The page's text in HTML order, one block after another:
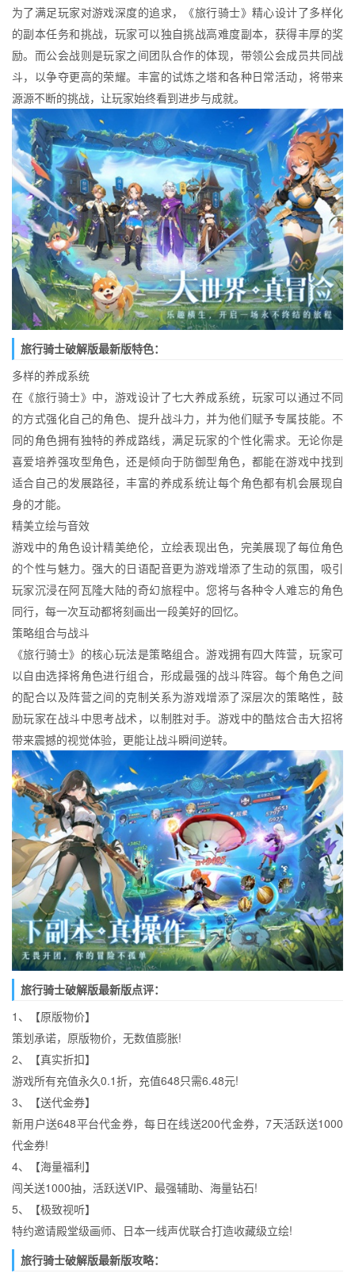
为了满足玩家对游戏深度的追求，《旅行骑士》精心设计了多样化
的副本任务和挑战，玩家可以独自挑战高难度副本，获得丰厚的奖
励。而公会战则是玩家之间团队合作的体现，带领公会成员共同战
斗，以争夺更高的荣耀。丰富的试炼之塔和各种日常活动，将带来
源源不断的挑战，让玩家始终看到进步与成就。
旅行骑士破解版最新版特色：
多样的养成系统
在《旅行骑士》中，游戏设计了七大养成系统，玩家可以通过不同
的方式强化自己的角色、提升战斗力，并为他们赋予专属技能。不
同的角色拥有独特的养成路线，满足玩家的个性化需求。无论你是
喜爱培养强攻型角色，还是倾向于防御型角色，都能在游戏中找到
适合自己的发展路径，丰富的养成系统让每个角色都有机会展现自
身的才能。
精美立绘与音效
游戏中的角色设计精美绝伦，立绘表现出色，完美展现了每位角色
的个性与魅力。强大的日语配音更为游戏增添了生动的氛围，吸引
玩家沉浸在阿瓦隆大陆的奇幻旅程中。您将与各种令人难忘的角色
同行，每一次互动都将刻画出一段美好的回忆。
策略组合与战斗
《旅行骑士》的核心玩法是策略组合。游戏拥有四大阵营，玩家可
以自由选择将角色进行组合，形成最强的战斗阵容。每个角色之间
的配合以及阵营之间的克制关系为游戏增添了深层次的策略性，鼓
励玩家在战斗中思考战术，以制胜对手。游戏中的酷炫合击大招将
带来震撼的视觉体验，更能让战斗瞬间逆转。
旅行骑士破解版最新版点评：
1、【原版物价】
策划承诺，原版物价，无数值膨胀!
2、【真实折扣】
游戏所有充值永久0.1折，充值648只需6.48元!
3、【送代金券】
新用户送648平台代金券，每日在线送200代金券，7天活跃送1000
代金券!
4、【海量福利】
闯关送1000抽，活跃送VIP、最强辅助、海量钻石!
5、【极致视听】
特约邀请殿堂级画师、日本一线声优联合打造收藏级立绘!
旅行骑士破解版最新版攻略：